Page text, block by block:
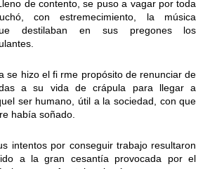
de contento, se puso a vagar por toda
con estremecimiento, la música
destilaban en sus pregones los
se hizo el fi rme propósito de renunciar de
a su vida de crápula para llegar a
ser humano, útil a la sociedad, con que
había soñado.
intentos por conseguir trabajo resultaron
a la gran cesantía provocada por el